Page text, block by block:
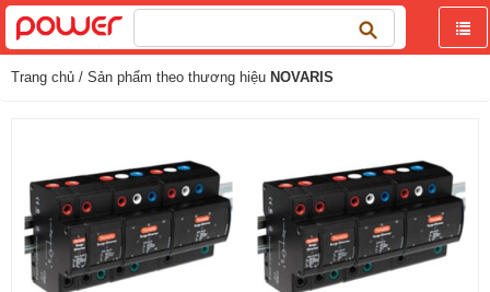
Tìm
kiếm
Trang chủ / Sản phẩm theo thương hiệu NOVARIS